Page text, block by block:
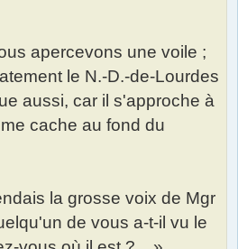
apercevons une voile ;
le N.-D.-de-Lourdes
aussi, car il s'approche à
cache au fond du
la grosse voix de Mgr
de vous a-t-il vu le